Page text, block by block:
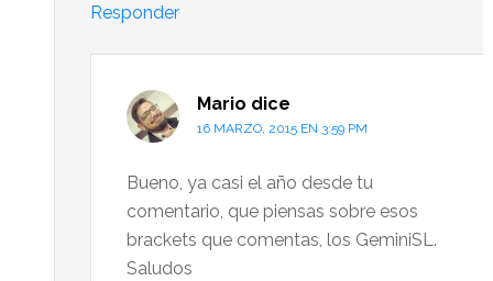
Responder
Mario dice
16 MARZO, 2015 EN 3:59 PM
Bueno, ya casi el año desde tu
comentario, que piensas sobre esos
brackets que comentas, los GeminiSL.
Saludos